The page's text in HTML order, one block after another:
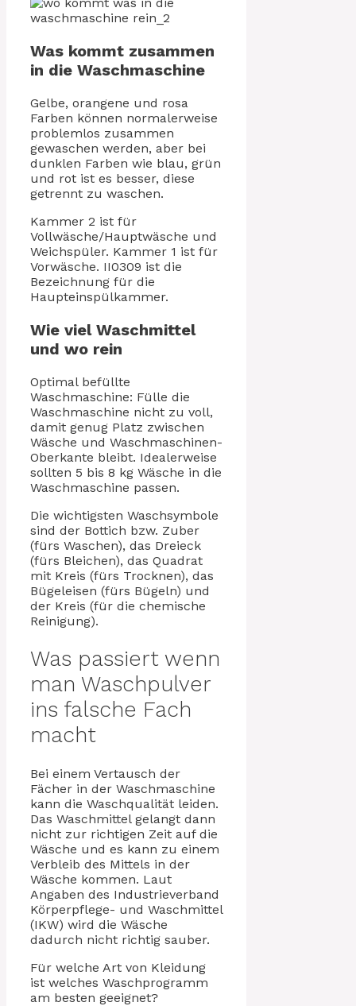
Was kommt zusammen
in die Waschmaschine
Gelbe, orangene und rosa
Farben können normalerweise
problemlos zusammen
gewaschen werden, aber bei
dunklen Farben wie blau, grün
und rot ist es besser, diese
getrennt zu waschen.
Kammer 2 ist für
Vollwäsche/Hauptwäsche und
Weichspüler. Kammer 1 ist für
Vorwäsche. II0309 ist die
Bezeichnung für die
Haupteinspülkammer.
Wie viel Waschmittel
und wo rein
Optimal befüllte
Waschmaschine: Fülle die
Waschmaschine nicht zu voll,
damit genug Platz zwischen
Wäsche und Waschmaschinen-
Oberkante bleibt. Idealerweise
sollten 5 bis 8 kg Wäsche in die
Waschmaschine passen.
Die wichtigsten Waschsymbole
sind der Bottich bzw. Zuber
(fürs Waschen), das Dreieck
(fürs Bleichen), das Quadrat
mit Kreis (fürs Trocknen), das
Bügeleisen (fürs Bügeln) und
der Kreis (für die chemische
Reinigung).
Was passiert wenn
man Waschpulver
ins falsche Fach
macht
Bei einem Vertausch der
Fächer in der Waschmaschine
kann die Waschqualität leiden.
Das Waschmittel gelangt dann
nicht zur richtigen Zeit auf die
Wäsche und es kann zu einem
Verbleib des Mittels in der
Wäsche kommen. Laut
Angaben des Industrieverband
Körperpflege- und Waschmittel
(IKW) wird die Wäsche
dadurch nicht richtig sauber.
Für welche Art von Kleidung
ist welches Waschprogramm
am besten geeignet?